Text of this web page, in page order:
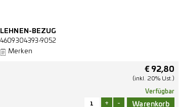
LEHNEN-BEZUG
4609304393-9052
Merken
€92,80
(inkl. 20% Ust.)
Verfügbar
+ -